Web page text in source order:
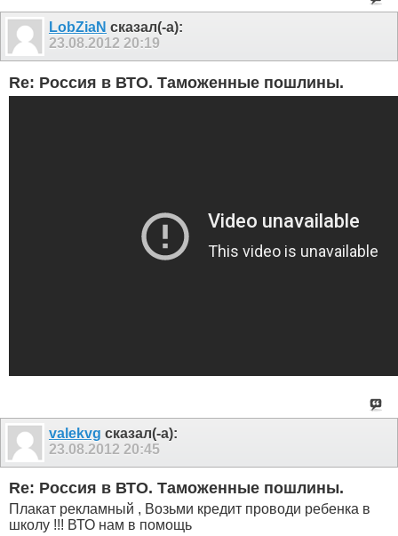
LobZiaN сказал(-а):
23.08.2012 20:19
Re: Россия в ВТО. Таможенные пошлины.
valekvg сказал(-а):
23.08.2012 20:45
Re: Россия в ВТО. Таможенные пошлины.
Плакат рекламный , Возьми кредит проводи ребенка в
школу !!! ВТО нам в помощь